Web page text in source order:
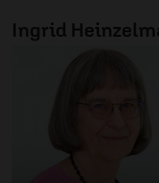
Ingrid